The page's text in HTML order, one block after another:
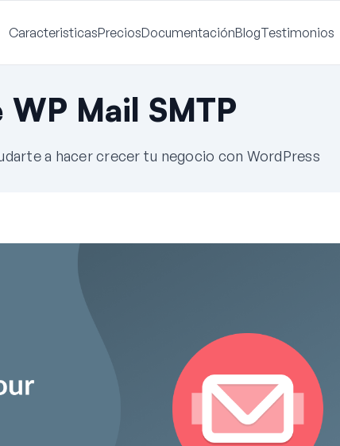
CaracteristicasPreciosDocumentaciónBlogTestimonios
WP Mail SMTP
a hacer crecer tu negocio con WordPress